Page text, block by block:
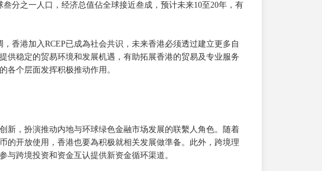
分之一人口，经济总值佔全球接近叁成，预计未来10至20年，有
香港加入RCEP已成為社会共识，未来香港必须透过建立更多自
供稳定的贸易环境和发展机遇，有助拓展香港的贸易及专业服务
各个层面发挥积极推动作用。
新，扮演推动内地与环球绿色金融市场发展的联繫人角色。随着
的开放使用，香港也要為积极就相关发展做準备。此外，跨境理
跨境投资和资金互认提供新资金循环渠道。